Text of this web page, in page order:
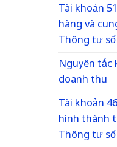
Tài khoản
hàng và
Thông tư
Nguyên
doanh thu
Tài khoản
hình thành
Thông tư